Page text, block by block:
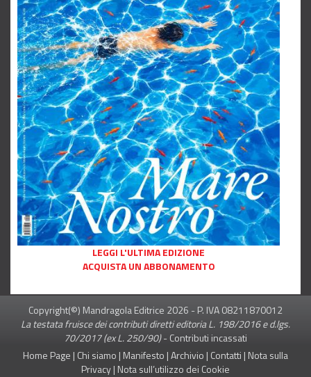
LEGGI L'ULTIMA EDIZIONE
ACQUISTA UN ABBONAMENTO
Copyright(©) Mandragola Editrice 2026 - P. IVA 08211870012
La testata fruisce dei contributi diretti editoria L. 198/2016 e d.lgs.
70/2017 (ex L. 250/90)-Contributi incassati
Home Page | Chi siamo | Manifesto |Archivio | Contatti | Nota sulla
Privacy| Nota sull’utilizzo dei Cookie